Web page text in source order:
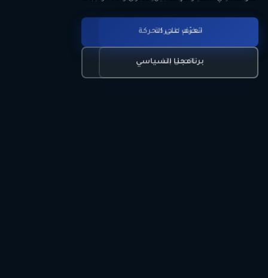
تعرّف على الحركة
برنامجنا السياسي
انضم للحركة
اتصل بنا